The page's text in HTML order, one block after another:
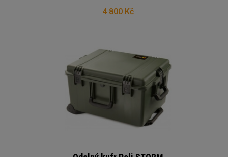
4 800 Kč